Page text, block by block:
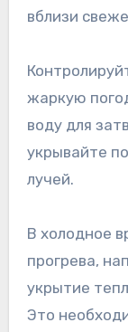
вблизи
жаркую
воду для
укрывайте
лучей.
В холодное
прогрева,
укрытие
Это